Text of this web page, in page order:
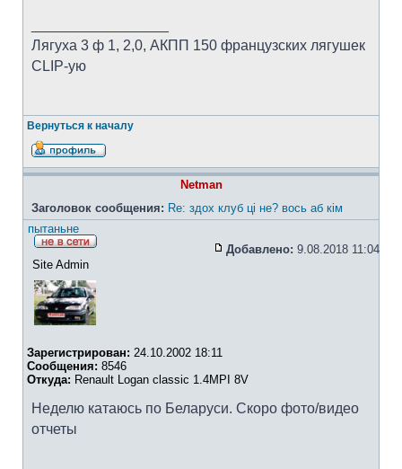
Лягуха 3 ф 1, 2,0, АКПП 150 французских лягушек
CLIP-ую
Вернуться к началу
Netman
Заголовок сообщения: Re: здох клуб ці не? вось аб кім
пытаньне
Добавлено: 9.08.2018 11:04
Site Admin
Зарегистрирован: 24.10.2002 18:11
Сообщения: 8546
Откуда: Renault Logan classic 1.4MPI 8V
Неделю катаюсь по Беларуси. Скоро фото/видео
отчеты